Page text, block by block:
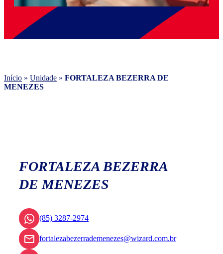
Início » Unidade » FORTALEZA BEZERRA DE
MENEZES
FORTALEZA BEZERRA
DE MENEZES
(85) 3287-2974
fortalezabezerrademenezes@wizard.com.br